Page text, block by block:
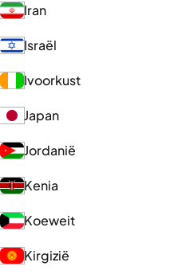
Iran
Israël
Ivoorkust
Japan
Jordanië
Kenia
Koeweit
Kirgizië